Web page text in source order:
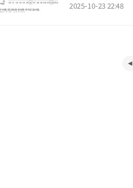
2025-10-23 22:48